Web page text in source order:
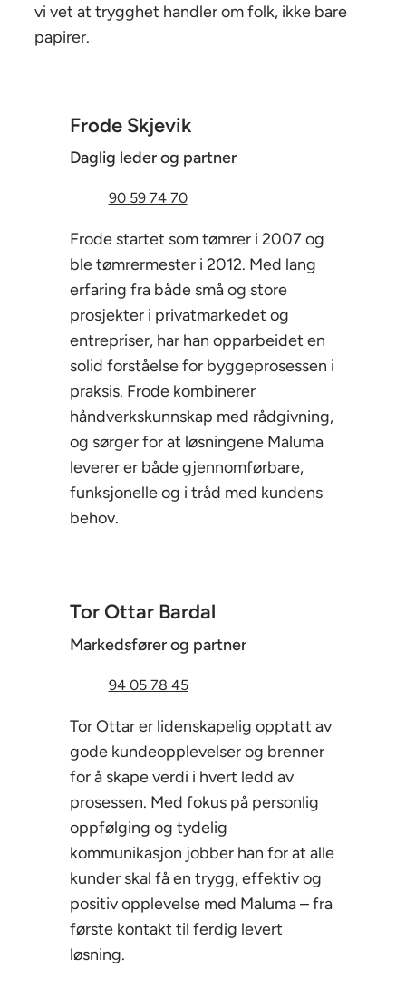
vi vet at trygghet handler om folk, ikke bare
papirer.
Frode Skjevik
Daglig leder og partner
90 59 74 70
Frode startet som tømrer i 2007 og
ble tømrermester i 2012. Med lang
erfaring fra både små og store
prosjekter i privatmarkedet og
entrepriser, har han opparbeidet en
solid forståelse for byggeprosessen i
praksis. Frode kombinerer
håndverkskunnskap med rådgivning,
og sørger for at løsningene Maluma
leverer er både gjennomførbare,
funksjonelle og i tråd med kundens
behov.
Tor Ottar Bardal
Markedsfører og partner
94 05 78 45
Tor Ottar er lidenskapelig opptatt av
gode kundeopplevelser og brenner
for å skape verdi i hvert ledd av
prosessen. Med fokus på personlig
oppfølging og tydelig
kommunikasjon jobber han for at alle
kunder skal få en trygg, effektiv og
positiv opplevelse med Maluma – fra
første kontakt til ferdig levert
løsning.